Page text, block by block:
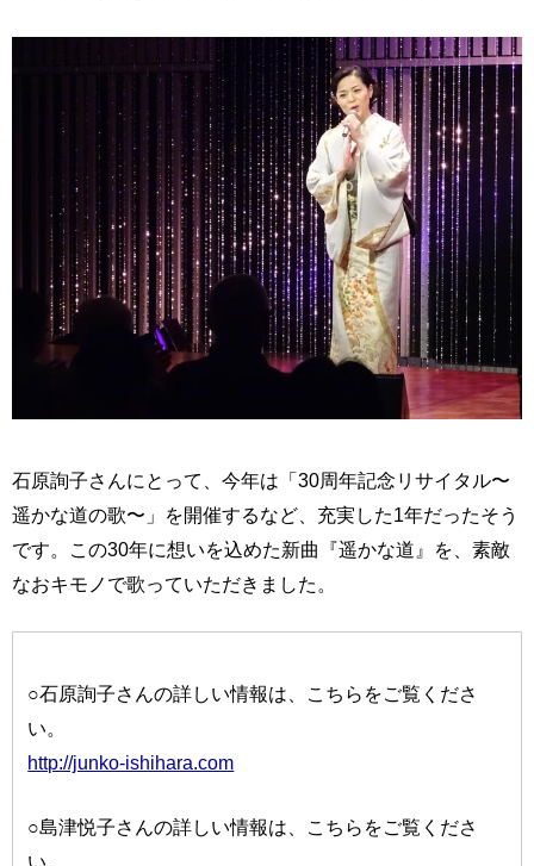
石原詢子さんにとって、今年は「30周年記念リサイタル〜
遥かな道の歌〜」を開催するなど、充実した1年だったそう
です。この30年に想いを込めた新曲『遥かな道』を、素敵
なおキモノで歌っていただきました。
○石原詢子さんの詳しい情報は、こちらをご覧くださ
い。
http://junko-ishihara.com
○島津悦子さんの詳しい情報は、こちらをご覧くださ
い。